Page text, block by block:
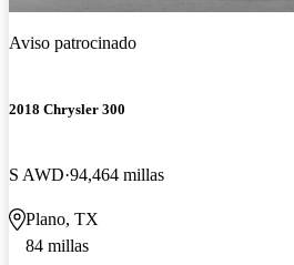
Aviso patrocinado
2018 Chrysler 300
S AWD 94,464 millas
Plano, TX
84 millas